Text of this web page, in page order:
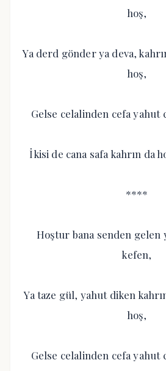
hoş,
Ya derd gönder ya deva,
hoş,
Gelse celalinden cefa yahut
İkisi de cana safa kahrın da
****
Hoştur bana senden gelen
kefen,
Ya taze gül, yahut diken
hoş,
Gelse celalinden cefa yahut